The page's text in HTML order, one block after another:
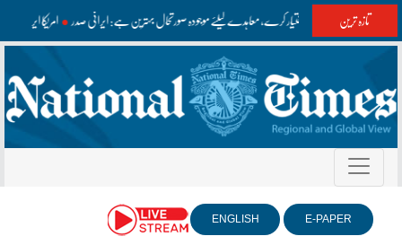
تازہ ترینامریکا مفاہمت اختیار کرے، معاہدے کیلئے موجودہ صورتحال بہترین ہے: ایرانی صدر امریکا
E-PAPER
ENGLISH